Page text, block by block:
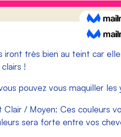
iront très bien au teint car
!
pouvez vous maquiller
/ Moyen: Ces couleurs
sera forte entre vos